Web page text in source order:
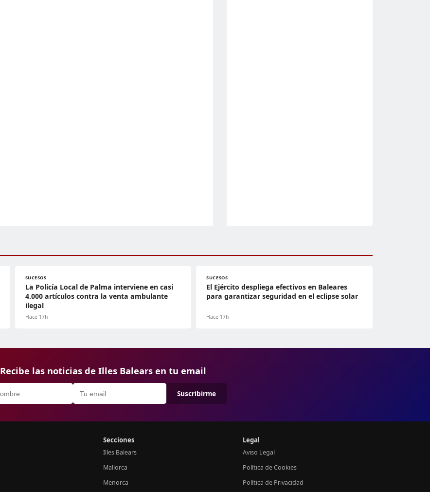
SUCESOS
La Policía Local de Palma interviene en casi
4.000 artículos contra la venta ambulante
ilegal
Hace 17h
SUCESOS
El Ejército despliega efectivos en Baleares
para garantizar seguridad en el eclipse solar
Hace 17h
Recibe las noticias de Illes Balears en tu email
Suscribirme
Secciones
Illes Balears
Mallorca
Menorca
Legal
Aviso Legal
Política de Cookies
Política de Privacidad